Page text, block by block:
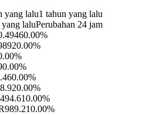
yang lalu1 tahun yang lalu
laluPerubahan 24 jam
0.00%
0.00%
0.00%
0.00%
0.00%
0.00%
0.00%